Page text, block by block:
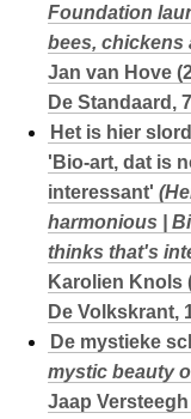
Foundation
bees, chickens
Jan van Hove
De Standaard,
Het is hier
'Bio-art, dat is
interessant'
harmonious |
thinks that's
Karolien Knols
De Volkskrant,
De mystieke
mystic beauty
Jaap Versteegh